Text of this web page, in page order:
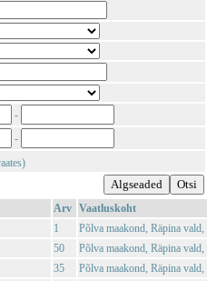
-
-
Arv
Vaatluskoht
1
Põlva maakond, Räpina
50
Põlva maakond, Räpina
35
Põlva maakond, Räpina